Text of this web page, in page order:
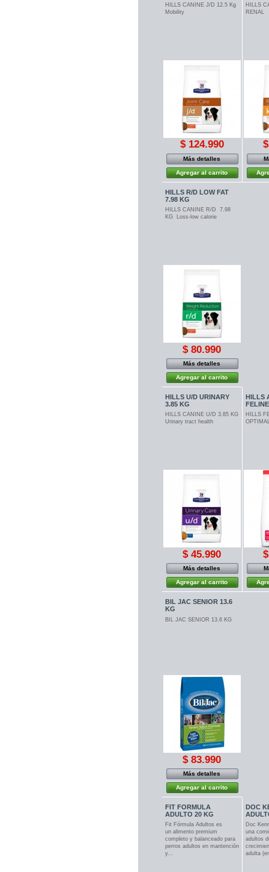
HILLS CANINE J/D 12.5 Kg
Mobility
$ 124.990
Más detalles
Agregar al carrito
HILLS
RENAL
HILLS R/D LOW FAT
7.98 KG
HILLS CANINE R/D 7.98
KG Loss-low calorie
$ 80.990
Más detalles
Agregar al carrito
HILLS U/D URINARY
3.85 KG
HILLS CANINE U/D 3.85 KG
Urinary tract health
$ 45.990
Más detalles
Agregar al carrito
HILLS
HILLS
BIL JAC SENIOR 13.6
KG
BIL JAC SENIOR 13.6 KG
$ 83.990
Más detalles
Agregar al carrito
FIT FORMULA
ADULTO 20 KG
Fit Fórmula Adultos es
un alimento premium
completo y balanceado para
perros adultos en mantención
y...
DOC
Doc
una
adultos
adulta